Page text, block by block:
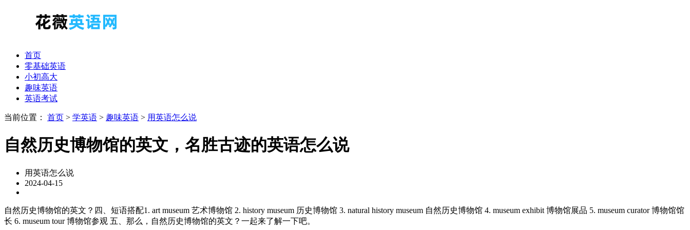
首页
零基础英语
小初高大
趣味英语
英语考试
当前位置： 首页 > 学英语 > 趣味英语 > 用英语怎么说
自然历史博物馆的英文，名胜古迹的英语怎么说
用英语怎么说
2024-04-15
自然历史博物馆的英文？四、短语搭配1. art museum 艺术博物馆 2. history museum 历史博物馆 3. natural history museum 自然历史博物馆 4. museum exhibit 博物馆展品 5. museum curator 博物馆馆
长 6. museum tour 博物馆参观 五、那么，自然历史博物馆的英文？一起来了解一下吧。